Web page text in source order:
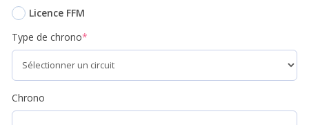
Licence FFM
Type de chrono*
Chrono